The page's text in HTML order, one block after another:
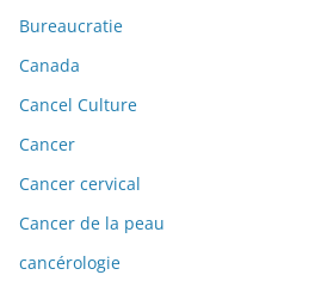
Bureaucratie
Canada
Cancel Culture
Cancer
Cancer cervical
Cancer de la peau
cancérologie